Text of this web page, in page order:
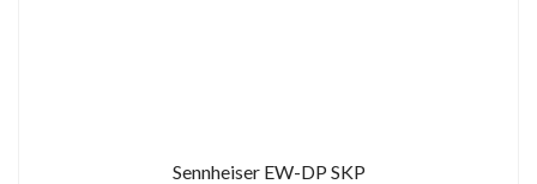
Sennheiser EW-DP SKP